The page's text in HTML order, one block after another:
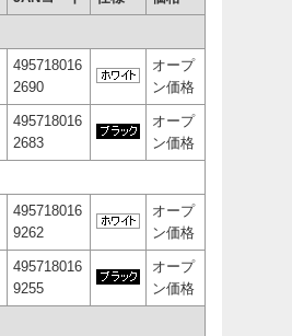
495718016
2690
オープ
ン価格
495718016
2683
オープ
ン価格
495718016
9262
オープ
ン価格
495718016
9255
オープ
ン価格